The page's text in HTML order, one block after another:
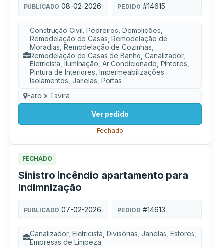
PUBLICADO 08-02-2026 PEDIDO #14615
Construção Civil, Pedreiros, Demolições,
Remodelação de Casas, Remodelação de
Moradias, Remodelação de Cozinhas,
Remodelação de Casas de Banho, Canalizador,
Eletricista, Iluminação, Ar Condicionado, Pintores,
Pintura de Interiores, Impermeabilizações,
Isolamentos, Janelas, Portas
Faro » Tavira
Ver pedido
Fechado
FECHADO
Sinistro incêndio apartamento para
indimnização
PUBLICADO 07-02-2026 PEDIDO #14613
Canalizador, Eletricista, Divisórias, Janelas, Estores,
Empresas de Limpeza